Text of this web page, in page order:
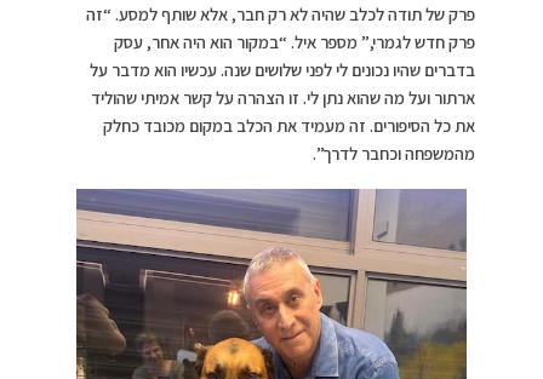
פרק של תודה לכלב שהיה לא רק חבר, אלא שותף למסע. “זה
פרק חדש לגמרי,” מספר איל. “במקור הוא היה אחר, עסק
בדברים שהיו נכונים לי לפני שלושים שנה. עכשיו הוא מדבר על
ארתור ועל מה שהוא נתן לי. זו הצהרה על קשר אמיתי שהוליד
את כל הסיפורים. זה מעמיד את הכלב במקום מכובד כחלק
מהמשפחה וכחבר לדרך”.